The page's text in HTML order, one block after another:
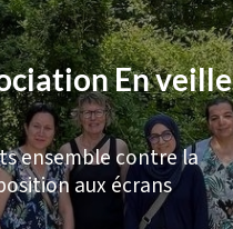
En veille
ensemble contre la
aux écrans